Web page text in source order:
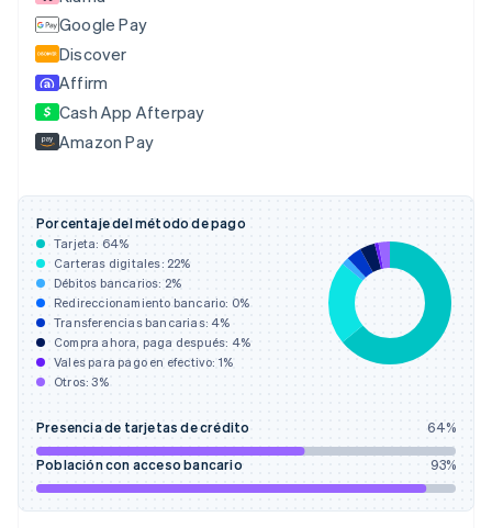
Google Pay
Discover
Affirm
Cash App Afterpay
Amazon Pay
Porcentaje del método de pago
Tarjeta: 64%
Carteras digitales: 22%
Débitos bancarios: 2%
Redireccionamiento bancario: 0%
Transferencias bancarias: 4%
Compra ahora, paga después: 4%
Vales para pago en efectivo: 1%
Otros:3%
Presencia de tarjetas de crédito 64%
Población con acceso bancario 93%
China continental
Chipre
English
Croacia
Dinamarca
Emiratos Árabes Unidos
English
Eslovaquia
English
Eslovenia
España
Español English
Estados Unidos
Estonia
English
Finlandia
EnglishSvenska
Francia